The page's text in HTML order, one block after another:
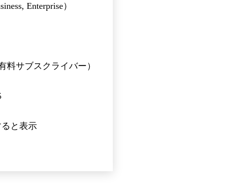
Enterprise）
料サブスクライバー）
と表示